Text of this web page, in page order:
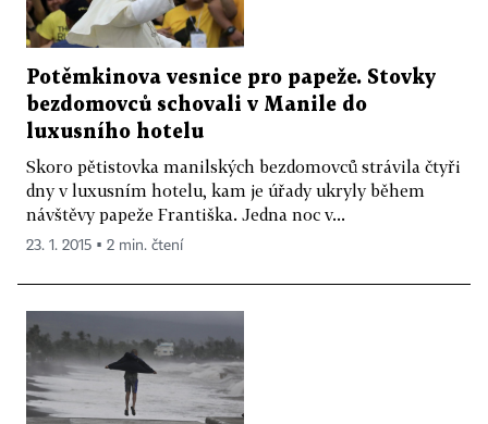
Potěmkinova vesnice pro papeže. Stovky
bezdomovců schovali v Manile do
luxusního hotelu
Skoro pětistovka manilských bezdomovců strávila čtyři
dny v luxusním hotelu, kam je úřady ukryly během
návštěvy papeže Františka. Jedna noc v...
23. 1. 2015 ▪ 2 min. čtení